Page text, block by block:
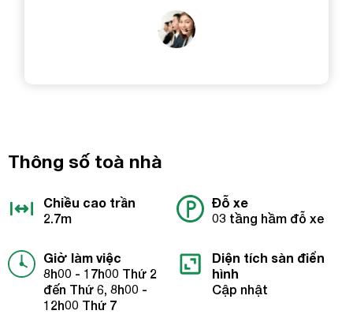
Thông số toà nhà
Chiều cao trần
2.7m
Đỗ xe
03 tầng hầm đỗ xe
Giờ làm việc
8h00 - 17h00 Thứ 2
đến Thứ 6, 8h00 -
12h00 Thứ 7
Diện tích sàn điển
hình
Cập nhật